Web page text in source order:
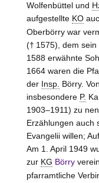
Wolfenbüttel und
aufgestellte KO
Oberbörry war
(† 1575), dem
1588 erwähnte
1664 waren die
der Insp. Börry.
insbesondere P.
1903–1911) zu
Erzählungen auch
Evangelii willen;
Am 1. April 1949
zur KG Börry
pfarramtliche